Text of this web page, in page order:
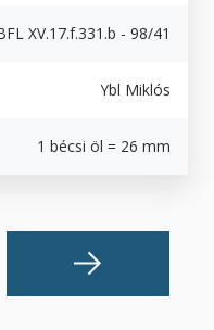
XV.17.f.331.b - 98/41
Ybl Miklós
1 bécsi öl = 26 mm